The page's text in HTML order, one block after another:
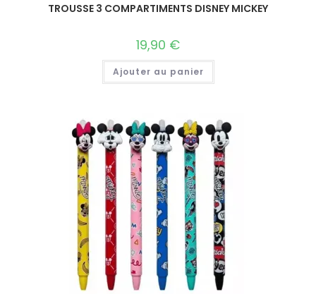
TROUSSE 3 COMPARTIMENTS DISNEY MICKEY
19,90 €
Ajouter au panier